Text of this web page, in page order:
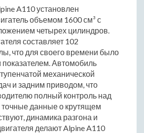
A110 установлен
объемом 1600 см³ с
четырех цилиндров.
составляет 102
что для своего времени было
Автомобиль
механической
и задним приводом, что
полный контроль над
данные о крутящем
динамика разгона и
делают Alpine A110